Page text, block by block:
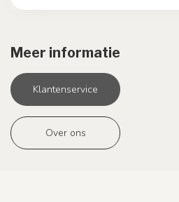
Meer informatie
Klantenservice
Over ons